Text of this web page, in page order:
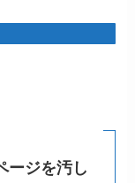
ージを汚し